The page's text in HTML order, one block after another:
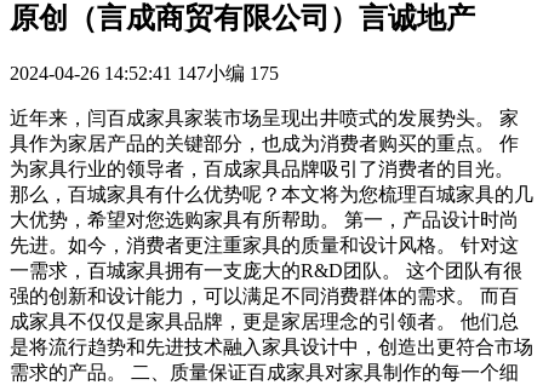
原创（言成商贸有限公司）言诚地产
2024-04-26 14:52:41 147小编 175
近年来，闫百成家具家装市场呈现出井喷式的发展势头。 家
具作为家居产品的关键部分，也成为消费者购买的重点。 作
为家具行业的领导者，百成家具品牌吸引了消费者的目光。
那么，百城家具有什么优势呢？本文将为您梳理百城家具的几
大优势，希望对您选购家具有所帮助。 第一，产品设计时尚
先进。如今，消费者更注重家具的质量和设计风格。 针对这
一需求，百城家具拥有一支庞大的R&D团队。 这个团队有很
强的创新和设计能力，可以满足不同消费群体的需求。 而百
成家具不仅仅是家具品牌，更是家居理念的引领者。 他们总
是将流行趋势和先进技术融入家具设计中，创造出更符合市场
需求的产品。 二、质量保证百成家具对家具制作的每一个细